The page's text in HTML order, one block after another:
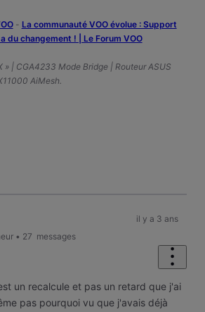
- ‎La communauté VOO évolue : Support
du changement ! | Le Forum VOO
» | CGA4233 Mode Bridge | Routeur ASUS
AiMesh.
• 27 messages
il y a 3 ans
un recalcule et pas un retard que j'ai
pas pourquoi vu que j'avais déjà